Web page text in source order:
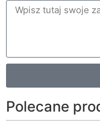
Polecane